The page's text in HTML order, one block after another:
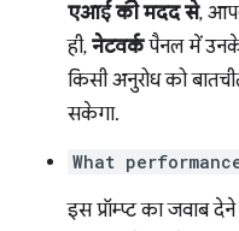
एआई की मदद से,
ही, नेटवर्कपैनल में
किसी अनुरोध को
सकेगा.
What
इस प्रॉम्प्ट का जवाब